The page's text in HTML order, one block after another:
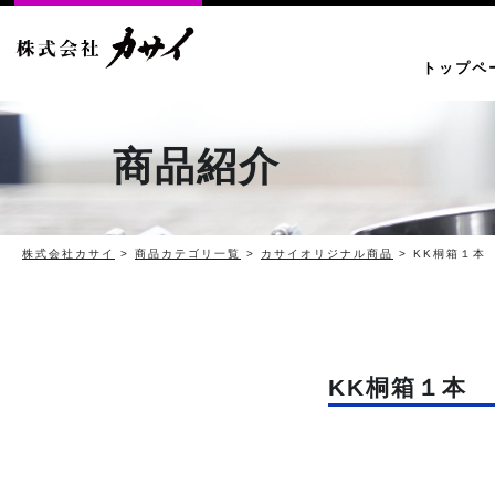
トップペ
商品紹介
株式会社カサイ > 商品カテゴリ一覧 > カサイオリジナル商品 > KK桐箱１本
KK桐箱１本